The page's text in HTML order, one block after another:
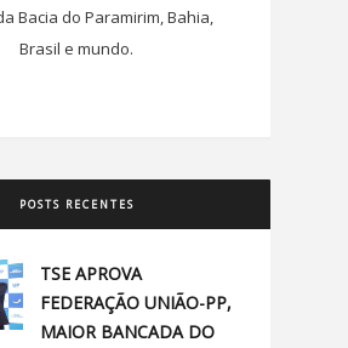
Bacia do Paramirim, Bahia,
Brasil e mundo.
POSTS RECENTES
TSE APROVA
FEDERAÇÃO UNIÃO-PP,
MAIOR BANCADA DO